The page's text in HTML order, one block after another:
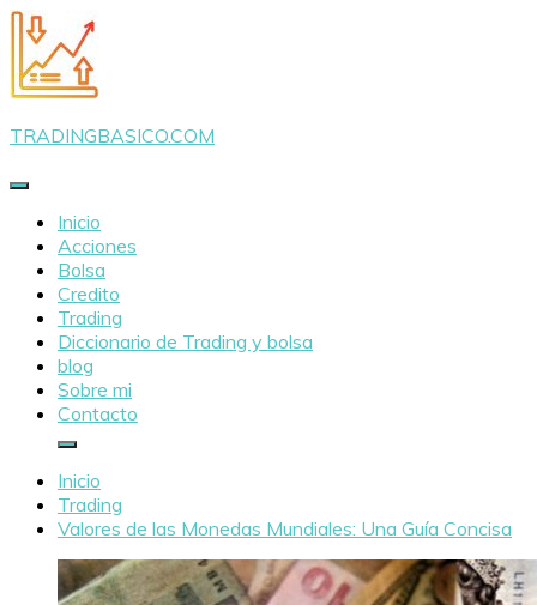
Saltar
al
contenido
TRADINGBASICO.COM
Inicio
Acciones
Bolsa
Credito
Trading
Diccionario de Trading y bolsa
blog
Sobre mi
Contacto
Inicio
Trading
Valores de las Monedas Mundiales: Una Guía Concisa